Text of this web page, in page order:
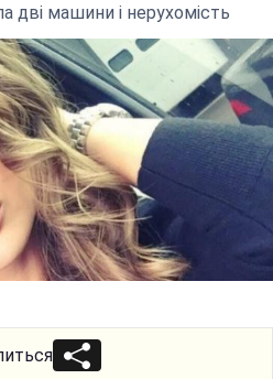
дві машини і нерухомість